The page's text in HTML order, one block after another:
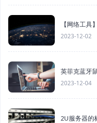
【网络工具
2023-12-02
英菲克蓝牙
2023-12-04
2U服务器的